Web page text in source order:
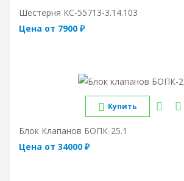
Шестерня КС-55713-3.14.103
Цена от 7900 ₽
Купить
Блок Клапанов БОПК-25.1
Цена от 34000 ₽